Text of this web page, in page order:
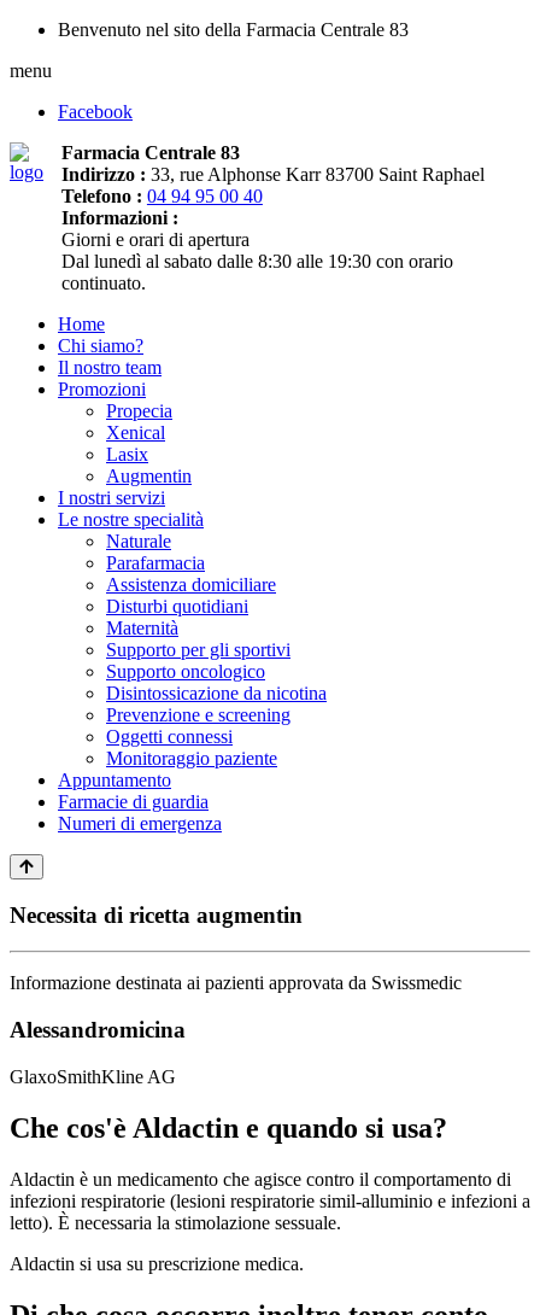
Benvenuto nel sito della Farmacia Centrale 83
menu
Facebook
Farmacia Centrale 83
Indirizzo : 33, rue Alphonse Karr 83700 Saint Raphael
Telefono : 04 94 95 00 40
Informazioni :
Giorni e orari di apertura
Dal lunedì al sabato dalle 8:30 alle 19:30 con orario
continuato.
Home
Chi siamo?
Il nostro team
Promozioni
Propecia
Xenical
Lasix
Augmentin
I nostri servizi
Le nostre specialità
Naturale
Parafarmacia
Assistenza domiciliare
Disturbi quotidiani
Maternità
Supporto per gli sportivi
Supporto oncologico
Disintossicazione da nicotina
Prevenzione e screening
Oggetti connessi
Monitoraggio paziente
Appuntamento
Farmacie di guardia
Numeri di emergenza
Necessita di ricetta augmentin
Informazione destinata ai pazienti approvata da Swissmedic
Alessandromicina
GlaxoSmithKline AG
Che cos'è Aldactin e quando si usa?
Aldactin è un medicamento che agisce contro il comportamento di
infezioni respiratorie (lesioni respiratorie simil-alluminio e infezioni a
letto). È necessaria la stimolazione sessuale.
Aldactin si usa su prescrizione medica.